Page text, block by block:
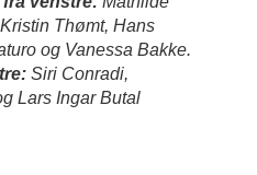
Thømt, Hans
og Vanessa Bakke.
Siri Conradi,
Lars Ingar Butal